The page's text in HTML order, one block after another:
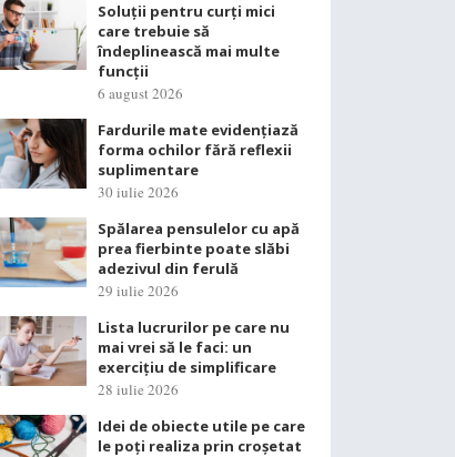
Soluții pentru curți mici
care trebuie să
îndeplinească mai multe
funcții
6 august 2026
Fardurile mate evidențiază
forma ochilor fără reflexii
suplimentare
30 iulie 2026
Spălarea pensulelor cu apă
prea fierbinte poate slăbi
adezivul din ferulă
29 iulie 2026
Lista lucrurilor pe care nu
mai vrei să le faci: un
exercițiu de simplificare
28 iulie 2026
Idei de obiecte utile pe care
le poți realiza prin croșetat